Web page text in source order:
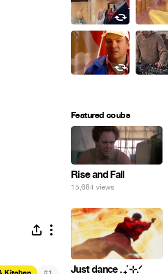
Featured coubs
Rise and Fall
15,684 views
Just dance . ݁₊ ⊹.ᐟ